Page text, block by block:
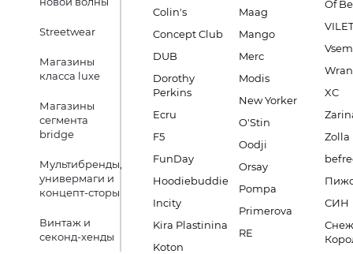
Streetwear
Магазины
класса luxe
Магазины
сегмента
bridge
Мультибренды,
универмаги и
концепт-сторы
Винтаж и
секонд-хенды
Colin's
Concept Club
DUB
Dorothy
Perkins
Ecru
F5
FunDay
Hoodiebuddie
Incity
Kira Plastinina
Koton
Maag
Mango
Merc
Modis
New Yorker
O'Stin
Oodji
Orsay
Pompa
Primerova
RE
Of
VILET
XC
Zolla
СИН